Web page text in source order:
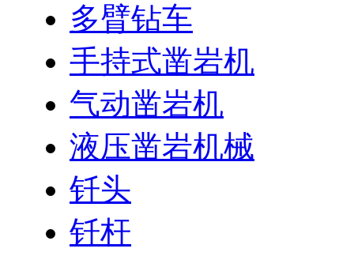
多臂钻车
手持式凿岩机
气动凿岩机
液压凿岩机械
钎头
钎杆